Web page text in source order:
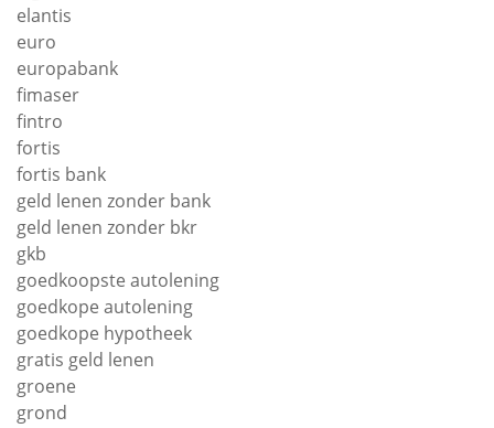
elantis
euro
europabank
fimaser
fintro
fortis
fortis bank
geld lenen zonder bank
geld lenen zonder bkr
gkb
goedkoopste autolening
goedkope autolening
goedkope hypotheek
gratis geld lenen
groene
grond